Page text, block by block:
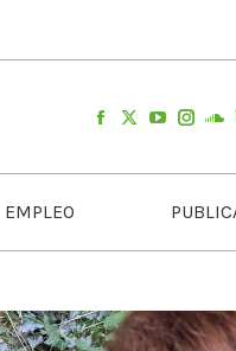
EMPLEO